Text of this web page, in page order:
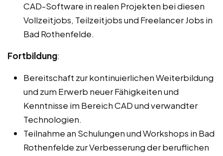
CAD-Software in realen Projekten bei diesen
Vollzeitjobs, Teilzeitjobs und Freelancer Jobs in
Bad Rothenfelde.
Fortbildung:
Bereitschaft zur kontinuierlichen Weiterbildung
und zum Erwerb neuer Fähigkeiten und
Kenntnisse im Bereich CAD und verwandter
Technologien.
Teilnahme an Schulungen und Workshops in Bad
Rothenfelde zur Verbesserung der beruflichen